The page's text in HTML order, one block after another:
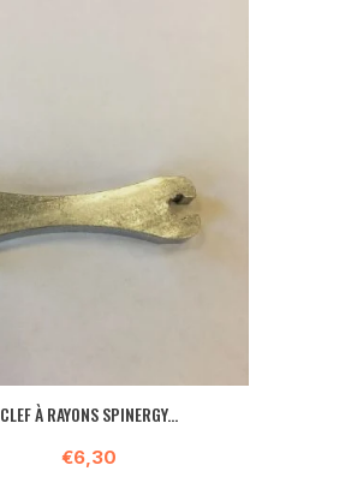
CLEF À RAYONS SPINERGY...
€6,30